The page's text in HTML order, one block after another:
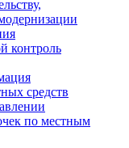
контроль
средств
по местным